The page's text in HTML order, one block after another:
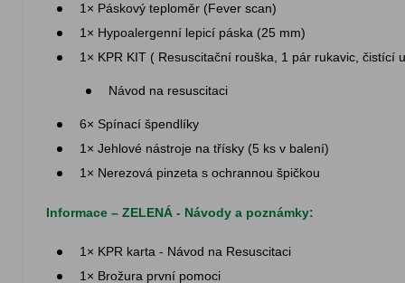
1× Páskový teploměr (Fever scan)
1× Hypoalergenní lepicí páska (25 mm)
1× KPR KIT ( Resuscitační rouška, 1 pár rukavic, čistící
Návod na resuscitaci
6× Spínací špendlíky
1× Jehlové nástroje na třísky (5 ks v balení)
1× Nerezová pinzeta s ochrannou špičkou
Informace – ZELENÁ - Návody a poznámky:
1× KPR karta - Návod na Resuscitaci
1× Brožura první pomoci